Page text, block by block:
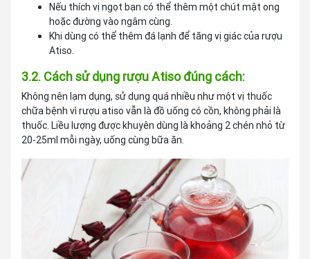
Nếu thích vị ngọt bạn có thể thêm một chút mật ong
hoặc đường vào ngâm cùng.
Khi dùng có thể thêm đá lạnh để tăng vị giác của rượu
Atiso.
3.2. Cách sử dụng rượu Atiso đúng cách:
Không nên lạm dụng, sử dụng quá nhiều như một vị thuốc
chữa bệnh vì rượu atiso vẫn là đồ uống có cồn, không phải là
thuốc. Liều lượng được khuyên dùng là khoảng 2 chén nhỏ từ
20-25ml mỗi ngày, uống cùng bữa ăn.